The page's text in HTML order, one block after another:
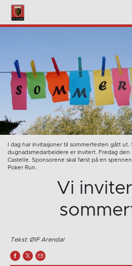
I dag har invitasjoner til sommerfesten gått ut.
dugnadsmedarbeidere er invitert. Fredag den
Castelle. Sponsorene skal først på en
Poker Run.
Vi
Tekst: ØIF Arendal